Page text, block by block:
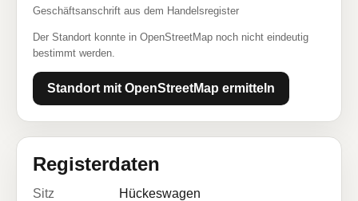
Geschäftsanschrift aus dem Handelsregister
Der Standort konnte in OpenStreetMap noch nicht eindeutig
bestimmt werden.
Standort mit OpenStreetMap ermitteln
Registerdaten
Sitz
Hückeswagen